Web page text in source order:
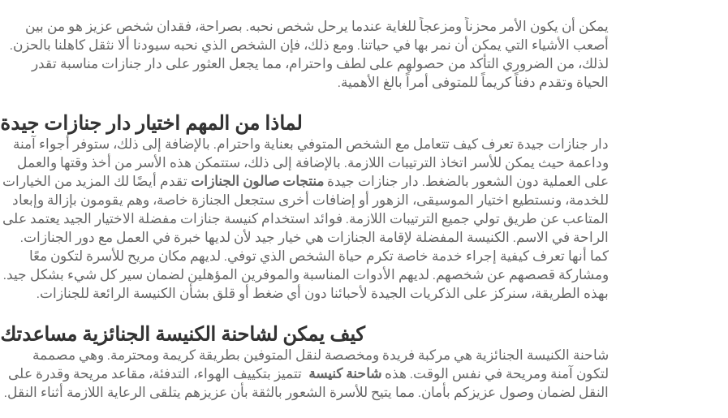
يمكن أن يكون الأمر محزناً ومزعجاً للغاية عندما يرحل شخص نحبه. بصراحة، فقدان شخص عزيز هو من بين
أصعب الأشياء التي يمكن أن نمر بها في حياتنا. ومع ذلك، فإن الشخص الذي نحبه سيودنا ألا نثقل كاهلنا بالحزن.
لذلك، من الضروري التأكد من حصولهم على لطف واحترام، مما يجعل العثور على دار جنازات مناسبة تقدر
الحياة وتقدم دفناً كريماً للمتوفى أمراً بالغ الأهمية.
لماذا من المهم اختيار دار جنازات جيدة
دار جنازات جيدة تعرف كيف تتعامل مع الشخص المتوفي بعناية واحترام. بالإضافة إلى ذلك، ستوفر أجواء آمنة
وداعمة حيث يمكن للأسر اتخاذ الترتيبات اللازمة. بالإضافة إلى ذلك، ستتمكن هذه الأسر من أخذ وقتها والعمل
على العملية دون الشعور بالضغط. دار جنازات جيدة منتجات صالون الجنازات تقدم أيضًا لك المزيد من الخيارات
للخدمة، ونستطيع اختيار الموسيقى، الزهور أو إضافات أخرى ستجعل الجنازة خاصة، وهم يقومون بإزالة وإبعاد
المتاعب عن طريق تولي جميع الترتيبات اللازمة. فوائد استخدام كنيسة جنازات مفضلة الاختيار الجيد يعتمد على
الراحة في الاسم. الكنيسة المفضلة لإقامة الجنازات هي خيار جيد لأن لديها خبرة في العمل مع دور الجنازات.
كما أنها تعرف كيفية إجراء خدمة خاصة تكرم حياة الشخص الذي توفي. لديهم مكان مريح للأسرة لتكون معًا
ومشاركة قصصهم عن شخصهم. لديهم الأدوات المناسبة والموفرين المؤهلين لضمان سير كل شيء بشكل جيد.
بهذه الطريقة، سنركز على الذكريات الجيدة لأحبائنا دون أي ضغط أو قلق بشأن الكنيسة الرائعة للجنازات.
كيف يمكن لشاحنة الكنيسة الجنائزية مساعدتك
شاحنة الكنيسة الجنائزية هي مركبة فريدة ومخصصة لنقل المتوفين بطريقة كريمة ومحترمة. وهي مصممة
لتكون آمنة ومريحة في نفس الوقت. هذه شاحنةكنيسة تتميز بتكييف الهواء، التدفئة، مقاعد مريحة وقدرة على
النقل لضمان وصول عزيزكم بأمان. مما يتيح للأسرة الشعور بالثقة بأن عزيزهم يتلقى الرعاية اللازمة أثناء النقل.